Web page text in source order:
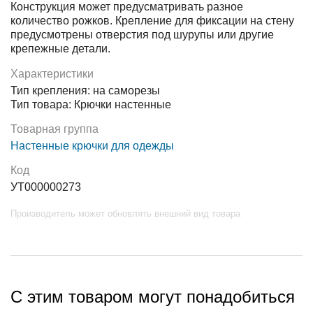
Конструкция может предусматривать разное
количество рожков. Крепление для фиксации на стену
предусмотрены отверстия под шурупы или другие
крепежные детали.
Характеристики
Тип крепления: на саморезы
Тип товара: Крючки настенные
Товарная группа
Настенные крючки для одежды
Код
УТ000000273
Производитель может обновлять внешний вид товара
С этим товаром могут понадобиться